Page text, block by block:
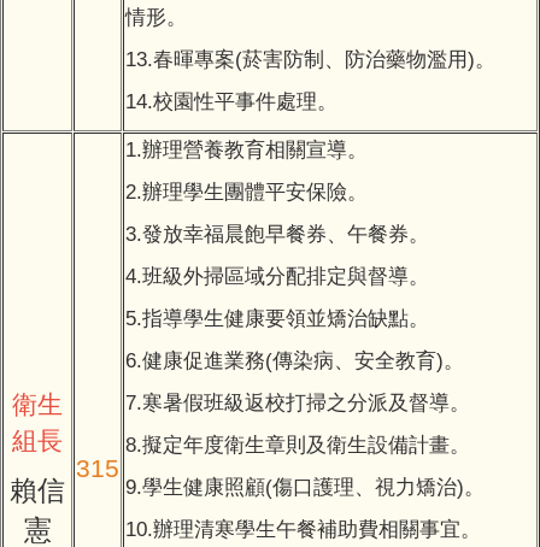
情形。
13.春暉專案(菸害防制、防治藥物濫用)。
14.校園性平事件處理。
衛生
組長
賴信
憲
315
1.辦理營養教育相關宣導。
2.辦理學生團體平安保險。
3.發放幸福晨飽早餐券、午餐券。
4.班級外掃區域分配排定與督導。
5.指導學生健康要領並矯治缺點。
6.健康促進業務(傳染病、安全教育)。
7.寒暑假班級返校打掃之分派及督導。
8.擬定年度衛生章則及衛生設備計畫。
9.學生健康照顧(傷口護理、視力矯治)。
10.辦理清寒學生午餐補助費相關事宜。